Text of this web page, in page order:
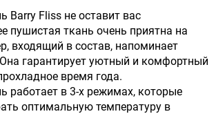
Barry Fliss не оставит вас
пушистая ткань очень приятна на
входящий в состав, напоминает
гарантирует уютный и комфортный
время года.
работает в 3-х режимах, которые
оптимальную температуру в